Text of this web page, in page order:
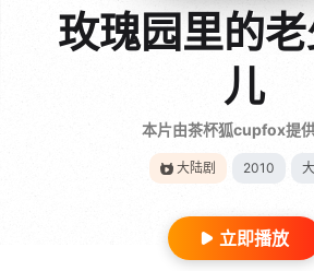
玫瑰园里的
儿
本片由茶杯狐cupfox提
大陆剧 2010
立即播放